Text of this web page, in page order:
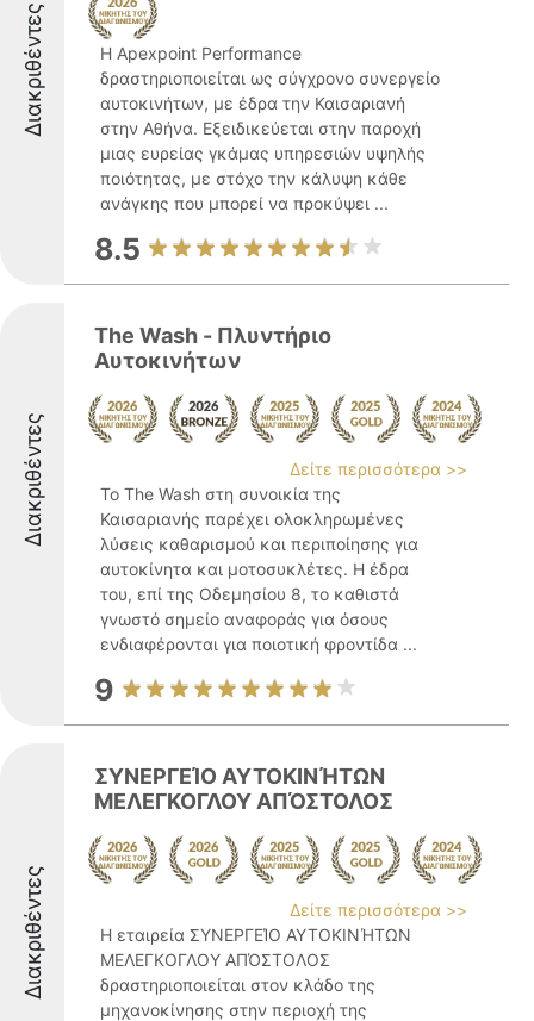
Διακριθέντες
Η Apexpoint Performance
δραστηριοποιείται ως σύγχρονο συνεργείο
αυτοκινήτων, με έδρα την Καισαριανή
στην Αθήνα. Εξειδικεύεται στην παροχή
μιας ευρείας γκάμας υπηρεσιών υψηλής
ποιότητας, με στόχο την κάλυψη κάθε
ανάγκης που μπορεί να προκύψει ...
8.5
Διακριθέντες
The Wash - Πλυντήριο
Αυτοκινήτων
Δείτε περισσότερα >>
Το The Wash στη συνοικία της
Καισαριανής παρέχει ολοκληρωμένες
λύσεις καθαρισμού και περιποίησης για
αυτοκίνητα και μοτοσυκλέτες. Η έδρα
του, επί της Οδεμησίου 8, το καθιστά
γνωστό σημείο αναφοράς για όσους
ενδιαφέρονται για ποιοτική φροντίδα ...
9
Διακριθέντες
ΣΥΝΕΡΓΕΊΟ ΑΥΤΟΚΙΝΉΤΩΝ
ΜΕΛΕΓΚΟΓΛΟΥ ΑΠΌΣΤΟΛΟΣ
Δείτε περισσότερα >>
Η εταιρεία ΣΥΝΕΡΓΕΊΟ ΑΥΤΟΚΙΝΉΤΩΝ
ΜΕΛΕΓΚΟΓΛΟΥ ΑΠΌΣΤΟΛΟΣ
δραστηριοποιείται στον κλάδο της
μηχανοκίνησης στην περιοχή της